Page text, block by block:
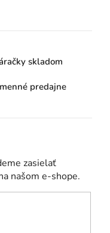
skladom
predajne
zasielať
našom e-shope.